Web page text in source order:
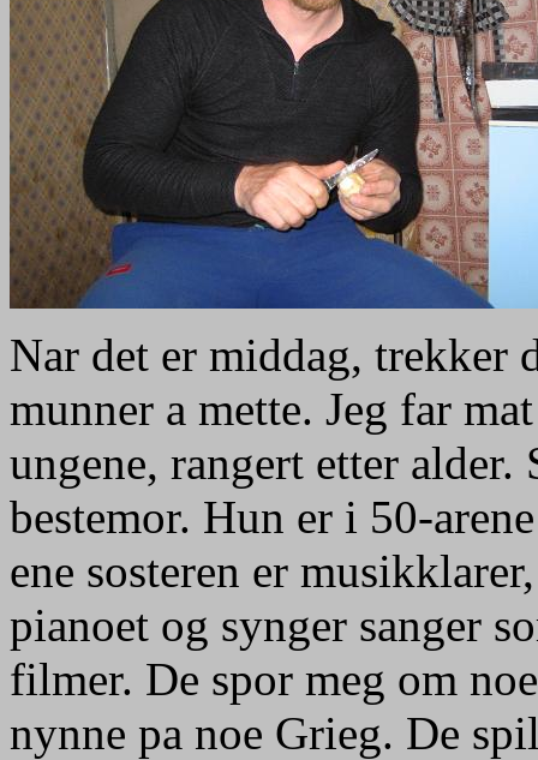
Nar det er middag, trekker
munner a mette. Jeg far
ungene, rangert etter alder.
bestemor. Hun er i 50-
ene sosteren er
pianoet og synger sanger
filmer. De spor meg om
nynne pa noe Grieg. De